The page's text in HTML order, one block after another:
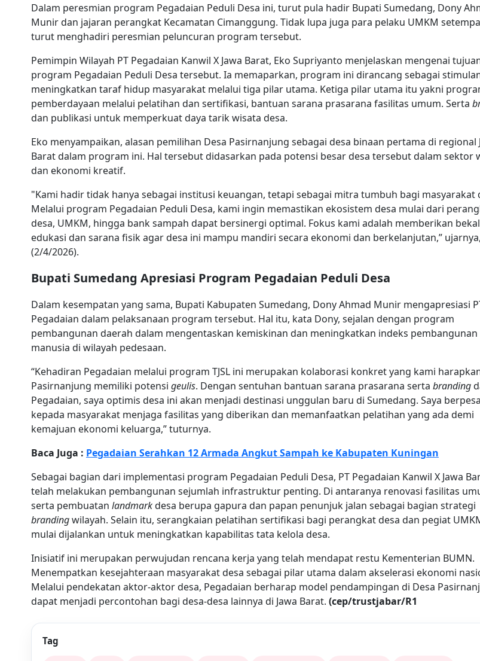
Dalam peresmian program Pegadaian Peduli Desa ini, turut pula hadir Bupati Sumedang, Dony
Munir dan jajaran perangkat Kecamatan Cimanggung. Tidak lupa juga para pelaku UMKM
turut menghadiri peresmian peluncuran program tersebut.
Pemimpin Wilayah PT Pegadaian Kanwil X Jawa Barat, Eko Supriyanto menjelaskan mengenai
program Pegadaian Peduli Desa tersebut. Ia memaparkan, program ini dirancang sebagai
meningkatkan taraf hidup masyarakat melalui tiga pilar utama. Ketiga pilar utama itu yakni
pemberdayaan melalui pelatihan dan sertifikasi, bantuan sarana prasarana fasilitas umum. Serta
dan publikasi untuk memperkuat daya tarik wisata desa.
Eko menyampaikan, alasan pemilihan Desa Pasirnanjung sebagai desa binaan pertama di regional
Barat dalam program ini. Hal tersebut didasarkan pada potensi besar desa tersebut dalam sektor
dan ekonomi kreatif.
"Kami hadir tidak hanya sebagai institusi keuangan, tetapi sebagai mitra tumbuh bagi masyarakat
Melalui program Pegadaian Peduli Desa, kami ingin memastikan ekosistem desa mulai dari
desa, UMKM, hingga bank sampah dapat bersinergi optimal. Fokus kami adalah memberikan bekal
edukasi dan sarana fisik agar desa ini mampu mandiri secara ekonomi dan berkelanjutan,”
(2/4/2026).
Bupati Sumedang Apresiasi Program Pegadaian Peduli Desa
Dalam kesempatan yang sama, Bupati Kabupaten Sumedang, Dony Ahmad Munir mengapresiasi
Pegadaian dalam pelaksanaan program tersebut. Hal itu, kata Dony, sejalan dengan program
pembangunan daerah dalam mengentaskan kemiskinan dan meningkatkan indeks pembangunan
manusia di wilayah pedesaan.
“Kehadiran Pegadaian melalui program TJSL ini merupakan kolaborasi konkret yang kami
Pasirnanjung memiliki potensi geulis. Dengan sentuhan bantuan sarana prasarana serta branding
Pegadaian, saya optimis desa ini akan menjadi destinasi unggulan baru di Sumedang. Saya
kepada masyarakat menjaga fasilitas yang diberikan dan memanfaatkan pelatihan yang ada demi
kemajuan ekonomi keluarga,” tuturnya.
Baca Juga : Pegadaian Serahkan 12 Armada Angkut Sampah ke Kabupaten Kuningan
Sebagai bagian dari implementasi program Pegadaian Peduli Desa, PT Pegadaian Kanwil X Jawa
telah melakukan pembangunan sejumlah infrastruktur penting. Di antaranya renovasi fasilitas
serta pembuatan landmarkdesa berupa gapura dan papan penunjuk jalan sebagai bagian strategi
brandingwilayah. Selain itu, serangkaian pelatihan sertifikasi bagi perangkat desa dan pegiat
mulai dijalankan untuk meningkatkan kapabilitas tata kelola desa.
Inisiatif ini merupakan perwujudan rencana kerja yang telah mendapat restu Kementerian BUMN.
Menempatkan kesejahteraan masyarakat desa sebagai pilar utama dalam akselerasi ekonomi
Melalui pendekatan aktor-aktor desa, Pegadaian berharap model pendampingan di Desa
dapat menjadi percontohan bagi desa-desa lainnya di Jawa Barat. (cep/trustjabar/R1
Tag